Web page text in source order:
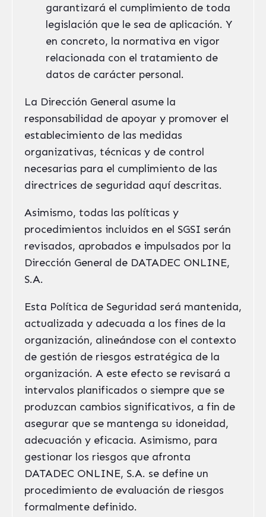
garantizará el cumplimiento de toda
legislación que le sea de aplicación. Y
en concreto, la normativa en vigor
relacionada con el tratamiento de
datos de carácter personal.
La Dirección General asume la
responsabilidad de apoyar y promover el
establecimiento de las medidas
organizativas, técnicas y de control
necesarias para el cumplimiento de las
directrices de seguridad aquí descritas.
Asimismo, todas las políticas y
procedimientos incluidos en el SGSI serán
revisados, aprobados e impulsados por la
Dirección General de DATADEC ONLINE,
S.A.
Esta Política de Seguridad será mantenida,
actualizada y adecuada a los fines de la
organización, alineándose con el contexto
de gestión de riesgos estratégica de la
organización. A este efecto se revisará a
intervalos planificados o siempre que se
produzcan cambios significativos, a fin de
asegurar que se mantenga su idoneidad,
adecuación y eficacia. Asimismo, para
gestionar los riesgos que afronta
DATADEC ONLINE, S.A. se define un
procedimiento de evaluación de riesgos
formalmente definido.